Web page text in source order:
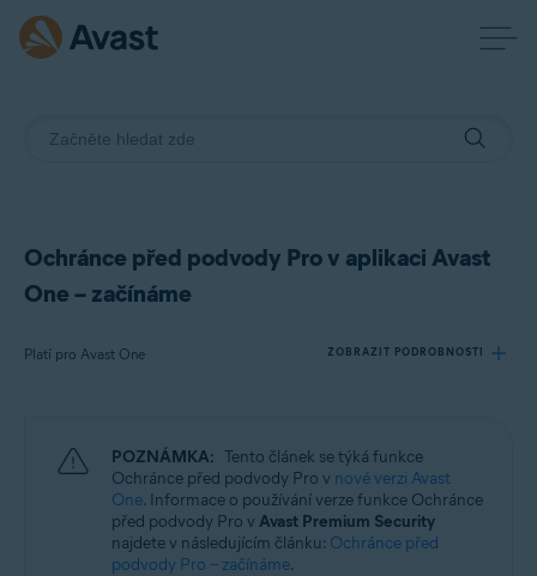
Ochránce před podvody Pro v aplikaci Avast
One – začínáme
Platí pro Avast One ZOBRAZIT PODROBNOSTI
Avast One
Operační systémy:
Windows, macOS, Android a iOS
POZNÁMKA: Tento článek se týká funkce
Ochránce před podvody Pro v nové verzi Avast
One. Informace o používání verze funkce Ochránce
před podvody Pro v Avast Premium Security
najdete v následujícím článku: Ochránce před
podvody Pro – začínáme.